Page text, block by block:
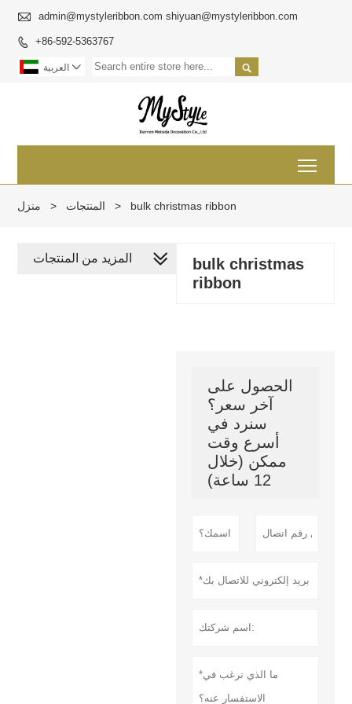
 admin@mystyleribbon.com shiyuan@mystyleribbon.com
 +86-592-5363767
 العربية 
منزل > المنتجات > bulk christmas ribbon
bulk christmas
ribbon
الحصول على
آخر سعر؟
سنرد في
أسرع وقت
ممكن (خلال
12 ساعة)
المزيد من المنتجات